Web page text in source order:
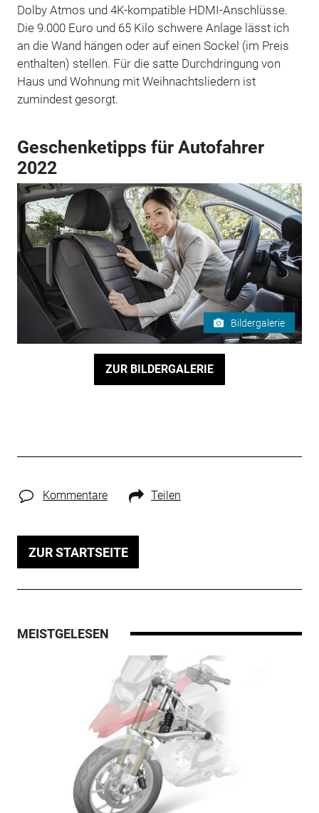
Dolby Atmos und 4K-kompatible HDMI-Anschlüsse.
Die 9.000 Euro und 65 Kilo schwere Anlage lässt ich
an die Wand hängen oder auf einen Sockel (im Preis
enthalten) stellen. Für die satte Durchdringung von
Haus und Wohnung mit Weihnachtsliedern ist
zumindest gesorgt.
Geschenketipps für Autofahrer
2022
Bildergalerie
ZUR BILDERGALERIE
Kommentare Teilen
ZUR STARTSEITE
MEISTGELESEN